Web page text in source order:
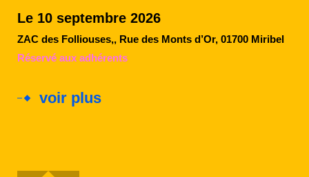
Le 10 septembre 2026
ZAC des Folliouses,, Rue des Monts d’Or, 01700 Miribel
Réservé aux adhérents
voir plus